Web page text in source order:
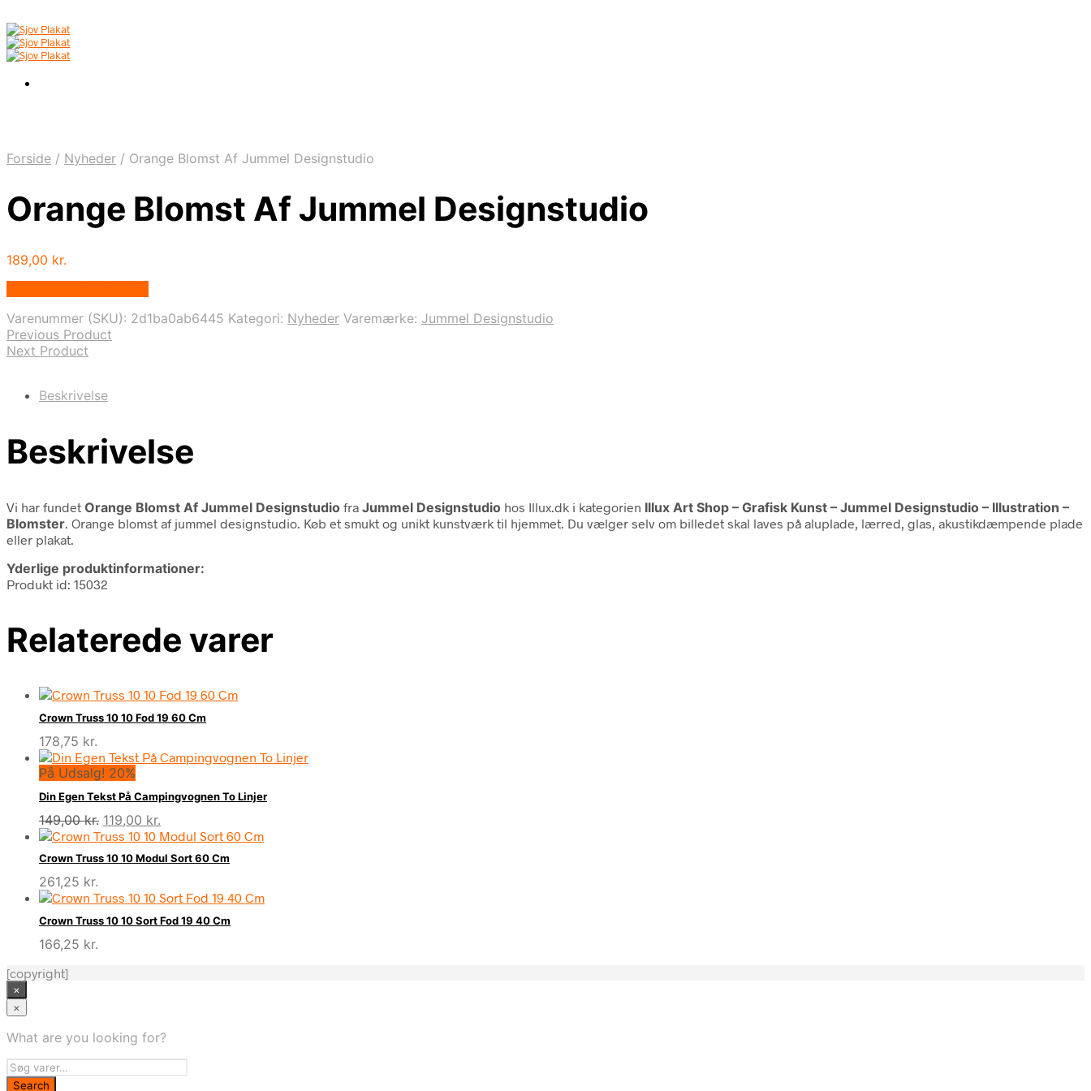
Forside / Nyheder / Orange Blomst Af Jummel Designstudio
Orange Blomst Af Jummel Designstudio
189,00 kr.
Varenummer (SKU): 2d1ba0ab6445 Kategori: Nyheder Varemærke: Jummel Designstudio
Previous Product
Next Product
Beskrivelse
Beskrivelse
Vi har fundet Orange Blomst Af Jummel Designstudio fra Jummel Designstudio hos Illux.dk i kategorien Illux Art Shop – Grafisk Kunst – Jummel Designstudio – Illustration –
Blomster . Orange blomst af jummel designstudio. Køb et smukt og unikt kunstværk til hjemmet. Du vælger selv om billedet skal laves på aluplade, lærred, glas, akustikdæmpende plade
eller plakat.
Yderlige produktinformationer:
Produkt id: 15032
Relaterede varer
Crown Truss 10 10 Fod 19 60 Cm
178,75 kr.
På Udsalg! 20%
Din Egen Tekst På Campingvognen To Linjer
149,00kr. Den
oprindelige
pris
var:
119,00 kr.
aktuelle
pris
er:
Crown Truss 10 10 Modul Sort 60 Cm
261,25 kr.
Crown Truss 10 10 Sort Fod 19 40 Cm
166,25 kr.
[copyright]
×
×
What are you looking for?